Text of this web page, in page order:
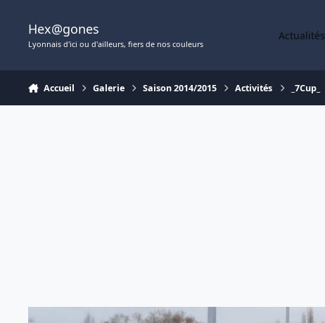
Hex@gones
Lyonnais d'ici ou d'ailleurs, fiers de nos couleurs
Actualités
Accueil Galerie Saison 2014/2015 Activités _7Cup_